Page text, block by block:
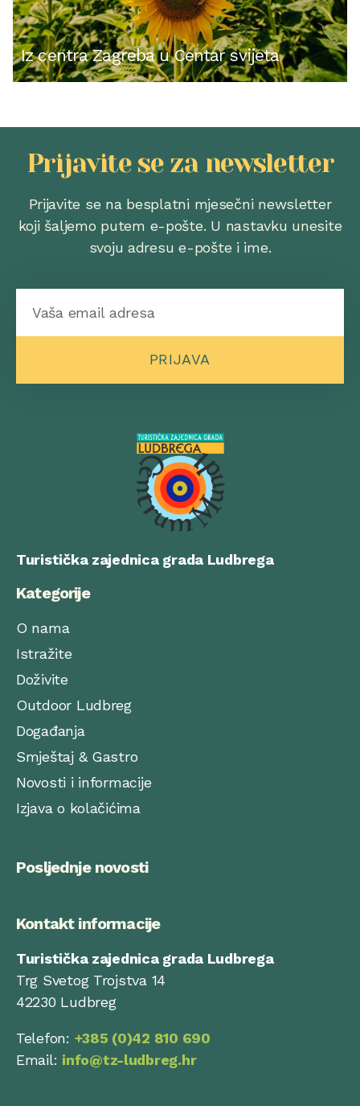
Iz centra Zagreba u Centar svijeta
Prijavite se za newsletter
Prijavite se na besplatni mjesečni newsletter
koji šaljemo putem e-pošte. U nastavku unesite
svoju adresu e-pošte i ime.
PRIJAVA
Turistička zajednica grada Ludbrega
Kategorije
O nama
Istražite
Doživite
Outdoor Ludbreg
Događanja
Smještaj & Gastro
Novosti i informacije
Izjava o kolačićima
Posljednje novosti
Kontakt informacije
Turistička zajednica grada Ludbrega
Trg Svetog Trojstva 14
42230 Ludbreg
Telefon: +385 (0)42 810 690
Email: info@tz-ludbreg.hr